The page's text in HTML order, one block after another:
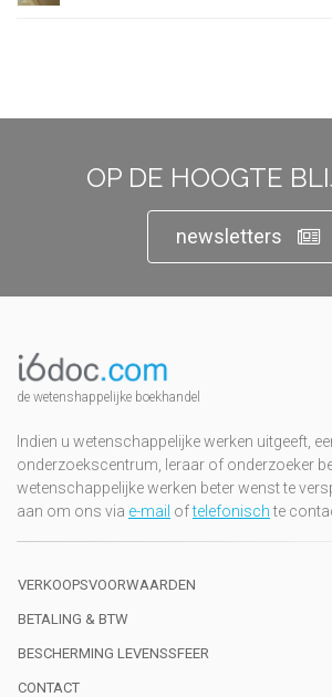
OP DE HOOGTE
newsletters
de wetenshappelijke boekhandel
Indien u wetenschappelijke werken uitgeeft,
onderzoekscentrum, leraar of onderzoeker
wetenschappelijke werken beter wenst te
aan om ons via e-mail oftelefonischte
VERKOOPSVOORWAARDEN
BETALING & BTW
BESCHERMING LEVENSSFEER
CONTACT